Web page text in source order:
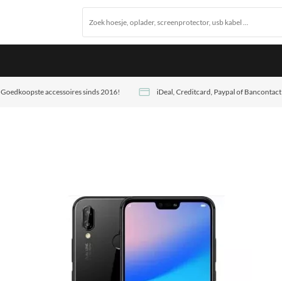
Goedkoopste accessoires sinds 2016! iDeal, Creditcard, Paypal of Bancontact